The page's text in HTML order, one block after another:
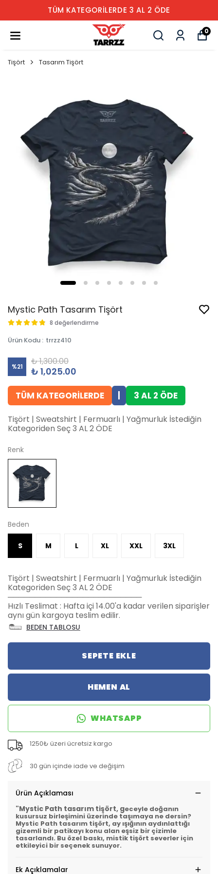
TÜM KATEGORİLERDE 3 AL 2 ÖDE
0
Tişört Tasarım Tişört
Mystic Path Tasarım Tişört
8 değerlendirme
Ürün Kodu : trrzz410
%21 ₺ 1,300.00
₺ 1,025.00
TÜM KATEGORİLERDE 3 AL 2 ÖDE
Tişört | Sweatshirt | Fermuarlı | Yağmurluk İstediğin
Kategoriden Seç 3 AL 2 ÖDE
Renk
Beden
S M L XL XXL 3XL
Tişört | Sweatshirt | Fermuarlı | Yağmurluk İstediğin
Kategoriden Seç 3 AL 2 ÖDE
─────────────────────────
Hızlı Teslimat : Hafta içi 14.00'a kadar verilen siparişler
aynı gün kargoya teslim edilir.
BEDEN TABLOSU
SEPETE EKLE
HEMEN AL
WHATSAPP
1250₺ üzeri ücretsiz kargo
30 gün içinde iade ve değişim
Ürün Açıklaması
"Mystic Path tasarım tişört, geceyle doğanın
kusursuz birleşimini üzerinde taşımaya ne dersin?
Mystic Path tasarım tişört, ay ışığının aydınlattığı
gizemli bir patikayı konu alan eşsiz bir çizimle
tasarlandı. Bu özel baskı, mistik tişört severler için
etkileyici bir seçenek sunuyor.
Ek Açıklamalar